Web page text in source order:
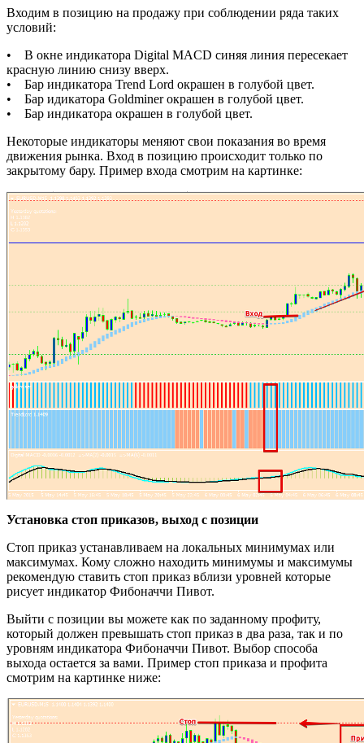
Входим в позицию на продажу при соблюдении ряда таких
условий:
• В окне индикатора Digital MACD синяя линия пересекает
красную линию снизу вверх.
• Бар индикатора Trend Lord окрашен в голубой цвет.
• Бар идикатора Goldminer окрашен в голубой цвет.
• Бар индикатора окрашен в голубой цвет.
Некоторые индикаторы меняют свои показания во время
движения рынка. Вход в позицию происходит только по
закрытому бару. Пример входа смотрим на картинке:
Установка стоп приказов, выход с позиции
Стоп приказ устанавливаем на локальных минимумах или
максимумах. Кому сложно находить минимумы и максимумы
рекомендую ставить стоп приказ вблизи уровней которые
рисует индикатор Фибоначчи Пивот.
Выйти с позиции вы можете как по заданному профиту,
который должен превышать стоп приказ в два раза, так и по
уровням индикатора Фибоначчи Пивот. Выбор способа
выхода остается за вами. Пример стоп приказа и профита
смотрим на картинке ниже: